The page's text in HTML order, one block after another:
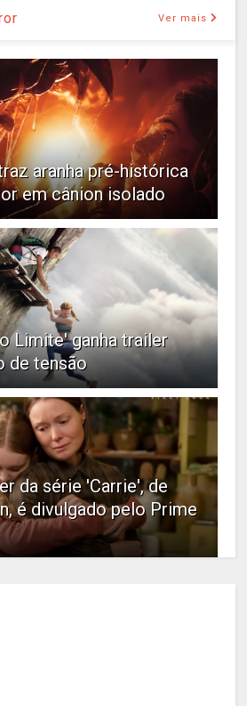
Ver mais
aranha pré-histórica
em cânion isolado
Limite' ganha trailer
de tensão
da série 'Carrie', de
é divulgado pelo Prime